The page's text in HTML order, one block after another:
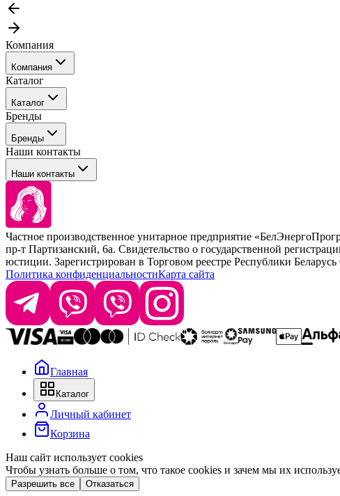
Компания
Компания
События
Покупателю
Каталог
Каталог
Профессиональные средства для окрашивания волос
Сервисные средства
Уход
Стайлинг
Брови и ресницы
Барберинг
Наборы
Расходные материалы
Бренды
Бренды
Tefia
Concept
Kezy
Barex
Sim Sensitive
Kebren
Selective Professional
White Line
Наши контакты
Наши контакты
+ 375 44 7233514
+ 375 29 1649505
info@krasabel.by
Офис: г. Минск, ул. Тимирязева 65Б, офис 1509
Склад: г. Минск, ул. Домбровская, 15
Время работы: пн–чт 9:00–17:30, пт 9:00–17:00
Частное производственное унитарное предприятие
пр-т Партизанский, 6а. Свидетельство о государственной
юстиции. Зарегистрирован в Торговом реестре Республики
Политика конфиденциальностиКарта сайта
Главная
Каталог
Личный кабинет
Корзина
Наш сайт использует cookies
Чтобы узнать больше о том, что такое cookies и зачем мы их
Разрешить все Отказаться